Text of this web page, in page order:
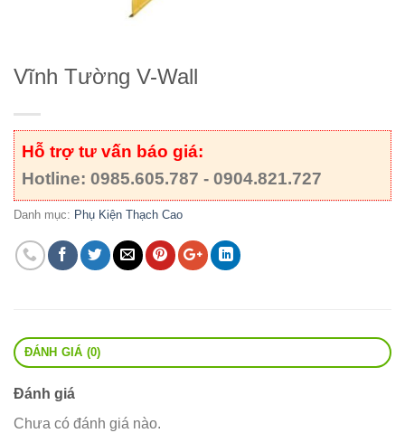
Vĩnh Tường V-Wall
Hỗ trợ tư vấn báo giá:
Hotline: 0985.605.787 - 0904.821.727
Danh mục: Phụ Kiện Thạch Cao
ĐÁNH GIÁ (0)
Đánh giá
Chưa có đánh giá nào.